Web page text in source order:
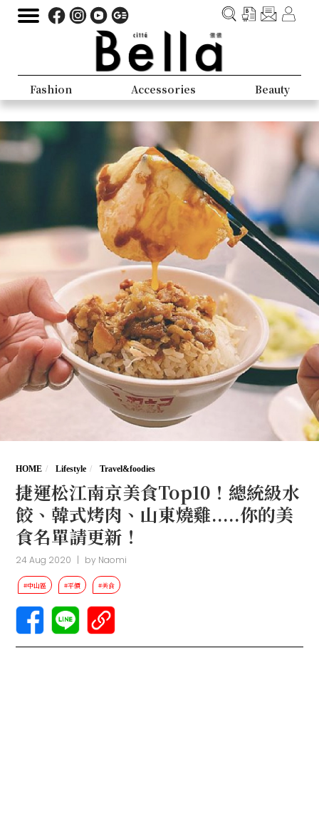
Fashion Accessories Beauty
HOME Lifestyle Travel&foodies
捷運松江南京美食Top10！總統級水
餃、韓式烤肉、山東燒雞.....你的美
食名單請更新！
24 Aug 2020 | by Naomi
#中山區 #平價 #美食